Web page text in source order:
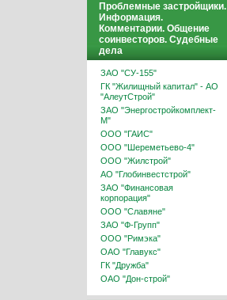
Проблемные застройщики.
Информация.
Комментарии. Общение
соинвесторов. Судебные
дела
ЗАО "СУ-155"
ГК "Жилищный капитал" - АО
"АлеутСтрой"
ЗАО "Энергостройкомплект-
М"
ООО "ГАИС"
ООО "Шереметьево-4"
ООО "Жилстрой"
АО "Глобинвестстрой"
ЗАО "Финансовая
корпорация"
ООО "Славяне"
ЗАО "Ф-Групп"
ООО "Римэка"
ОАО "Главукс"
ГК "Дружба"
ОАО "Дон-строй"